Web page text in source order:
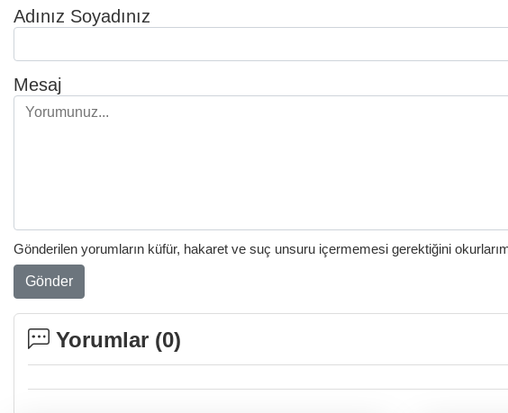
Adınız Soyadınız
Mesaj
Gönderilen yorumların küfür, hakaret ve suç unsuru içermemesi gerektiğini
Gönder
Yorumlar (0)